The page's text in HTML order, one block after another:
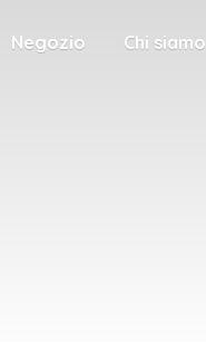
Negozio Chi siamo